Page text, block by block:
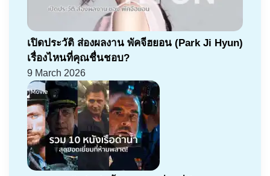
เปิดประวัติ ส่องผลงาน พัคจีฮยอน (Park Ji Hyun)
เรื่องไหนที่คุณชื่นชอบ?
9 March 2026